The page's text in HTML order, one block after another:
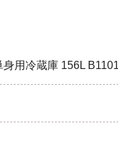
用冷蔵庫 156L